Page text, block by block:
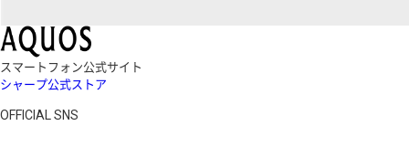
スマートフォン公式サイト
シャープ公式ストア
OFFICIAL SNS